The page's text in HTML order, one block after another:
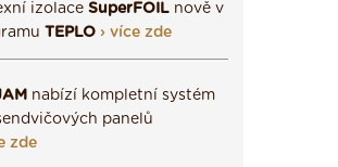
izolace SuperFOIL nově v
TEPLO › více zde
nabízí kompletní systém
panelů
zde